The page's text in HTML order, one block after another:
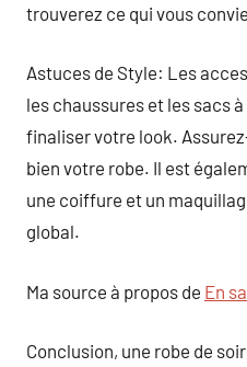
trouverez ce qui vous
Astuces de Style: Les
les chaussures et les sacs
finaliser votre look.
bien votre robe. Il est
une coiffure et un
global.
Ma source à propos de En
Conclusion, une robe de